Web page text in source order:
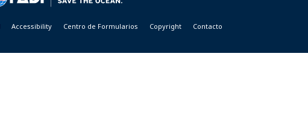
Accessibility Centro de Formularios Copyright Contacto